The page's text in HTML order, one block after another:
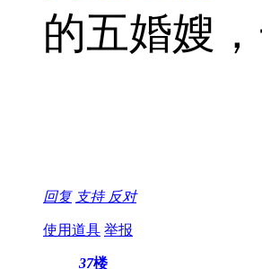
的五婚嫂
回复 支持 反对
使用道具 举报
37楼